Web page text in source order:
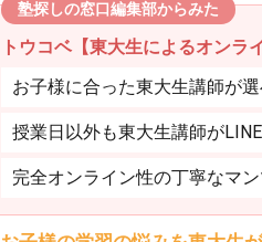
塾探しの窓口編集部からみた
トウコベ【東大生によるオンラ
お子様に合った東大生講師が
授業日以外も東大生講師が
完全オンライン性の丁寧なマ